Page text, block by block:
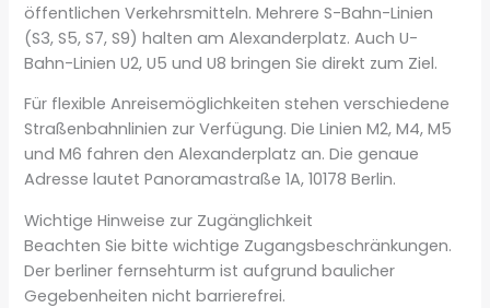
öffentlichen Verkehrsmitteln. Mehrere S-Bahn-Linien
(S3, S5, S7, S9) halten am Alexanderplatz. Auch U-
Bahn-Linien U2, U5 und U8 bringen Sie direkt zum Ziel.
Für flexible Anreisemöglichkeiten stehen verschiedene
Straßenbahnlinien zur Verfügung. Die Linien M2, M4, M5
und M6 fahren den Alexanderplatz an. Die genaue
Adresse lautet Panoramastraße 1A, 10178 Berlin.
Wichtige Hinweise zur Zugänglichkeit
Beachten Sie bitte wichtige Zugangsbeschränkungen.
Der berliner fernsehturm ist aufgrund baulicher
Gegebenheiten nicht barrierefrei.